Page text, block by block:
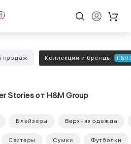
4
продаж Коллекции и бренды H&M
Stories от H&M Group
Блейзеры Верхняя одежда
Свитеры Сумки Футболки